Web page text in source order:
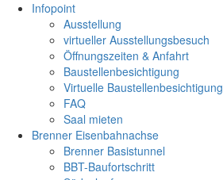
Infopoint
Ausstellung
virtueller Ausstellungsbesuch
Öffnungszeiten & Anfahrt
Baustellenbesichtigung
Virtuelle Baustellenbesichtigung
FAQ
Saal mieten
Brenner Eisenbahnachse
Brenner Basistunnel
BBT-Baufortschritt